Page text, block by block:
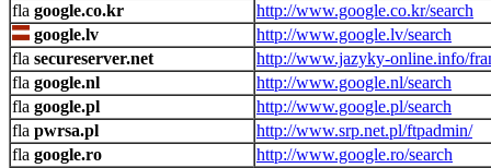
google.co.kr
http://www.google.co.kr/search
google.lv
http://www.google.lv/search
secureserver.net
http://www.jazyky-online.info/
google.nl
http://www.google.nl/search
google.pl
http://www.google.pl/search
pwrsa.pl
http://www.srp.net.pl/ftpadmin/
google.ro
http://www.google.ro/search